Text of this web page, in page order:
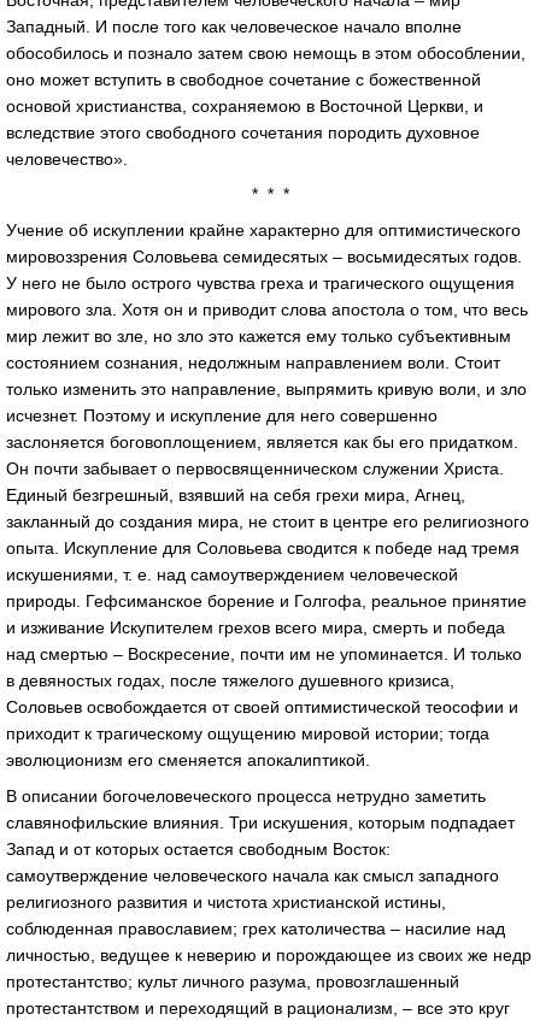
Западный. И после того как человеческое начало вполне
обособилось и познало затем свою немощь в этом обособлении,
оно может вступить в свободное сочетание с божественной
основой христианства, сохраняемою в Восточной Церкви, и
вследствие этого свободного сочетания породить духовное
человечество».
* * *
Учение об искуплении крайне характерно для оптимистического
мировоззрения Соловьева семидесятых – восьмидесятых годов.
У него не было острого чувства греха и трагического ощущения
мирового зла. Хотя он и приводит слова апостола о том, что весь
мир лежит во зле, но зло это кажется ему только субъективным
состоянием сознания, недолжным направлением воли. Стоит
только изменить это направление, выпрямить кривую воли, и зло
исчезнет. Поэтому и искупление для него совершенно
заслоняется боговоплощением, является как бы его придатком.
Он почти забывает о первосвященническом служении Христа.
Единый безгрешный, взявший на себя грехи мира, Агнец,
закланный до создания мира, не стоит в центре его религиозного
опыта. Искупление для Соловьева сводится к победе над тремя
искушениями, т. е. над самоутверждением человеческой
природы. Гефсиманское борение и Голгофа, реальное принятие
и изживание Искупителем грехов всего мира, смерть и победа
над смертью – Воскресение, почти им не упоминается. И только
в девяностых годах, после тяжелого душевного кризиса,
Соловьев освобождается от своей оптимистической теософии и
приходит к трагическому ощущению мировой истории; тогда
эволюционизм его сменяется апокалиптикой.
В описании богочеловеческого процесса нетрудно заметить
славянофильские влияния. Три искушения, которым подпадает
Запад и от которых остается свободным Восток:
самоутверждение человеческого начала как смысл западного
религиозного развития и чистота христианской истины,
соблюденная православием; грех католичества – насилие над
личностью, ведущее к неверию и порождающее из своих же недр
протестантство; культ личного разума, провозглашенный
протестантством и переходящий в рационализм, – все это круг